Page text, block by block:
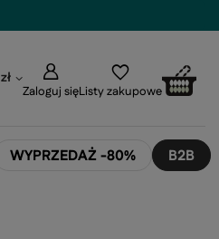
zł
Zaloguj sięListy zakupowe
WYPRZEDAŻ -80% B2B